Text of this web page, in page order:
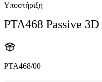
Υποστήριξη
PTA468 Passive 3D
PTA468/00